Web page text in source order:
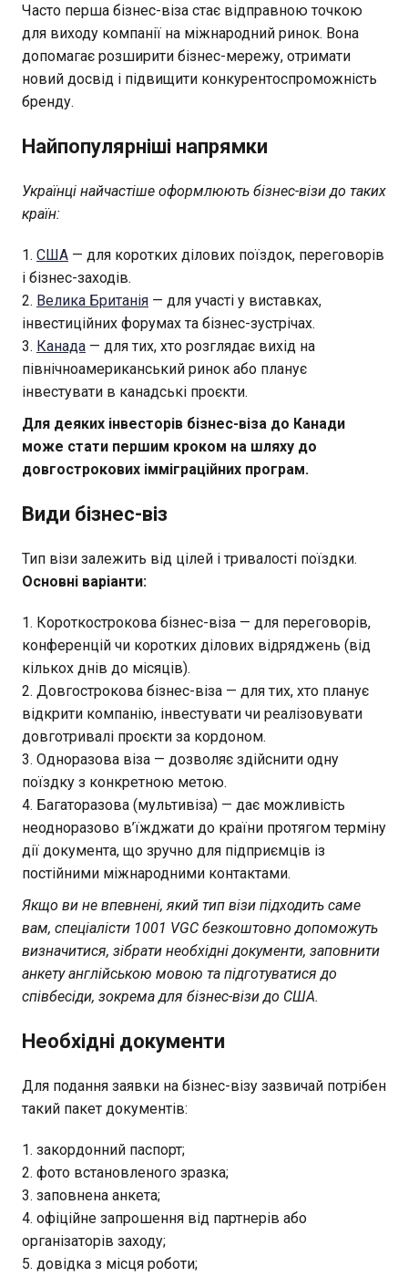
Часто перша бізнес-віза стає відправною точкою
для виходу компанії на міжнародний ринок. Вона
допомагає розширити бізнес-мережу, отримати
новий досвід і підвищити конкурентоспроможність
бренду.
Найпопулярніші напрямки
Українці найчастіше оформлюють бізнес-візи до таких
країн:
США — для коротких ділових поїздок, переговорів
і бізнес-заходів.
Велика Британія — для участі у виставках,
інвестиційних форумах та бізнес-зустрічах.
Канада — для тих, хто розглядає вихід на
північноамериканський ринок або планує
інвестувати в канадські проєкти.
Для деяких інвесторів бізнес-віза до Канади
може стати першим кроком на шляху до
довгострокових імміграційних програм.
Види бізнес-віз
Тип візи залежить від цілей і тривалості поїздки.
Основні варіанти:
Короткострокова бізнес-віза — для переговорів,
конференцій чи коротких ділових відряджень (від
кількох днів до місяців).
Довгострокова бізнес-віза — для тих, хто планує
відкрити компанію, інвестувати чи реалізовувати
довготривалі проєкти за кордоном.
Одноразова віза — дозволяє здійснити одну
поїздку з конкретною метою.
Багаторазова (мультивіза) — дає можливість
неодноразово в’їжджати до країни протягом терміну
дії документа, що зручно для підприємців із
постійними міжнародними контактами.
Якщо ви не впевнені, який тип візи підходить саме
вам, спеціалісти 1001 VGC безкоштовно допоможуть
визначитися, зібрати необхідні документи, заповнити
анкету англійською мовою та підготуватися до
співбесіди, зокрема для бізнес-візи до США.
Необхідні документи
Для подання заявки на бізнес-візу зазвичай потрібен
такий пакет документів:
закордонний паспорт;
фото встановленого зразка;
заповнена анкета;
офіційне запрошення від партнерів або
організаторів заходу;
довідка з місця роботи;